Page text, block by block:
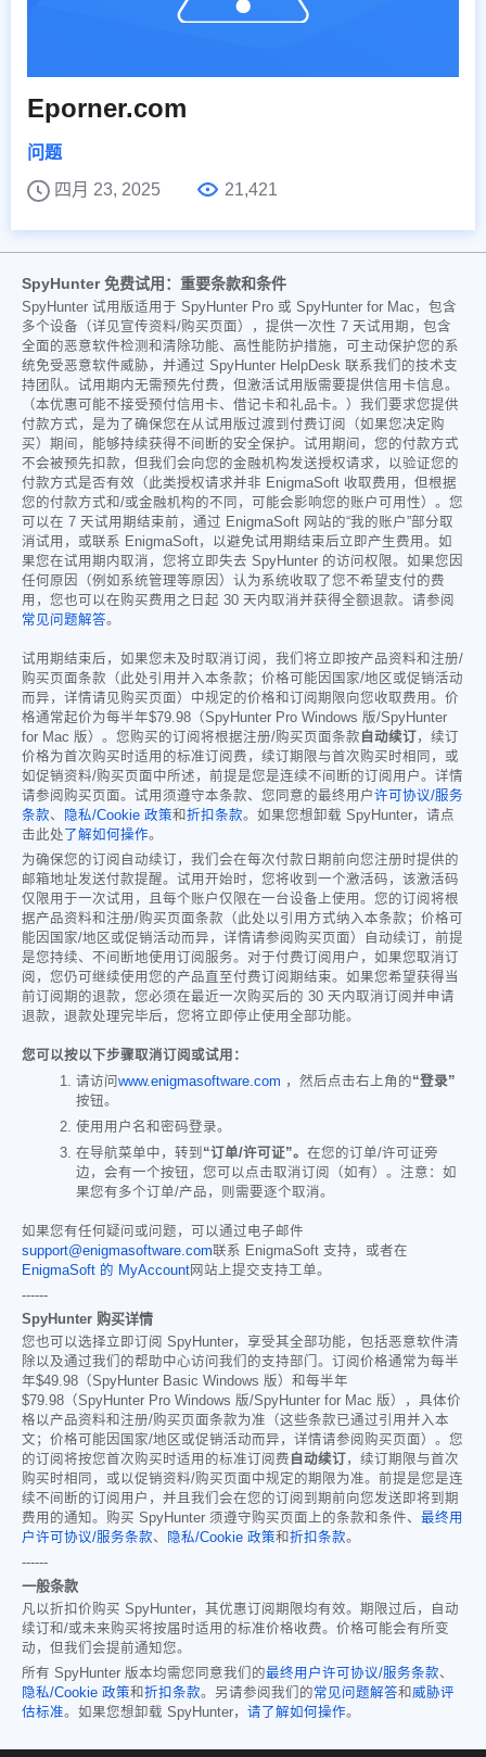
Eporner.com
问题
四月 23, 2025
21,421
SpyHunter 免费试用：重要条款和条件
SpyHunter 试用版适用于 SpyHunter Pro 或 SpyHunter for Mac，包含
多个设备（详见宣传资料/购买页面），提供一次性 7 天试用期，包含
全面的恶意软件检测和清除功能、高性能防护措施，可主动保护您的系
统免受恶意软件威胁，并通过 SpyHunter HelpDesk 联系我们的技术支
持团队。试用期内无需预先付费，但激活试用版需要提供信用卡信息。
（本优惠可能不接受预付信用卡、借记卡和礼品卡。）我们要求您提供
付款方式，是为了确保您在从试用版过渡到付费订阅（如果您决定购
买）期间，能够持续获得不间断的安全保护。试用期间，您的付款方式
不会被预先扣款，但我们会向您的金融机构发送授权请求，以验证您的
付款方式是否有效（此类授权请求并非 EnigmaSoft 收取费用，但根据
您的付款方式和/或金融机构的不同，可能会影响您的账户可用性）。您
可以在 7 天试用期结束前，通过 EnigmaSoft 网站的“我的账户”部分取
消试用，或联系 EnigmaSoft，以避免试用期结束后立即产生费用。如
果您在试用期内取消，您将立即失去 SpyHunter 的访问权限。如果您因
任何原因（例如系统管理等原因）认为系统收取了您不希望支付的费
用，您也可以在购买费用之日起 30 天内取消并获得全额退款。请参阅
常见问题解答。
试用期结束后，如果您未及时取消订阅，我们将立即按产品资料和注册/
购买页面条款（此处引用并入本条款；价格可能因国家/地区或促销活动
而异，详情请见购买页面）中规定的价格和订阅期限向您收取费用。价
格通常起价为每半年$79.98 （SpyHunter Pro Windows 版/SpyHunter
for Mac 版）。您购买的订阅将根据注册/购买页面条款 自动续订，续订
价格为首次购买时适用的标准订阅费，续订期限与首次购买时相同，或
如促销资料/购买页面中所述，前提是您是连续不间断的订阅用户。详情
请参阅购买页面。试用须遵守本条款、您同意的最终用户许可协议/服务
条款、 隐私/Cookie 政策和折扣条款。如果您想卸载 SpyHunter，请点
击此处了解如何操作。
为确保您的订阅自动续订，我们会在每次付款日期前向您注册时提供的
邮箱地址发送付款提醒。试用开始时，您将收到一个激活码，该激活码
仅限用于一次试用，且每个账户仅限在一台设备上使用。您的订阅将根
据产品资料和注册/购买页面条款（此处以引用方式纳入本条款；价格可
能因国家/地区或促销活动而异，详情请参阅购买页面）自动续订，前提
是您持续、不间断地使用订阅服务。对于付费订阅用户，如果您取消订
阅，您仍可继续使用您的产品直至付费订阅期结束。如果您希望获得当
前订阅期的退款，您必须在最近一次购买后的 30 天内取消订阅并申请
退款，退款处理完毕后，您将立即停止使用全部功能。
您可以按以下步骤取消订阅或试用：
请访问www.enigmasoftware.com ，然后点击右上角的“登录”
按钮。
使用用户名和密码登录。
在导航菜单中，转到 “订单/许可证”。 在您的订单/许可证旁
边，会有一个按钮，您可以点击取消订阅（如有）。注意：如
果您有多个订单/产品，则需要逐个取消。
如果您有任何疑问或问题，可以通过电子邮件
support@enigmasoftware.com联系 EnigmaSoft 支持，或者在
EnigmaSoft 的 MyAccount网站上提交支持工单。
------
SpyHunter 购买详情
您也可以选择立即订阅 SpyHunter，享受其全部功能，包括恶意软件清
除以及通过我们的帮助中心访问我们的支持部门。订阅价格通常为每半
年$49.98 （SpyHunter Basic Windows 版）和每半年
$79.98 （SpyHunter Pro Windows 版/SpyHunter for Mac 版），具体价
格以产品资料和注册/购买页面条款为准（这些条款已通过引用并入本
文；价格可能因国家/地区或促销活动而异，详情请参阅购买页面）。您
的订阅将按您首次购买时适用的标准订阅费 自动续订 ，续订期限与首次
购买时相同，或以促销资料/购买页面中规定的期限为准。前提是您是连
续不间断的订阅用户，并且我们会在您的订阅到期前向您发送即将到期
费用的通知。购买 SpyHunter 须遵守购买页面上的条款和条件、 最终用
户许可协议/服务条款、 隐私/Cookie 政策和折扣条款。
------
一般条款
凡以折扣价购买 SpyHunter，其优惠订阅期限均有效。期限过后，自动
续订和/或未来购买将按届时适用的标准价格收费。价格可能会有所变
动，但我们会提前通知您。
所有 SpyHunter 版本均需您同意我们的最终用户许可协议/服务条款、
隐私/Cookie 政策和折扣条款。另请参阅我们的常见问题解答和威胁评
估标准。如果您想卸载 SpyHunter， 请了解如何操作。